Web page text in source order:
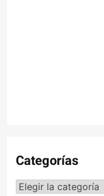
Categorías
Categorías